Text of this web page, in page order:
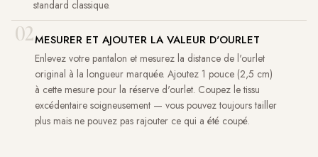
standard classique.
02MESURER ET AJOUTER LA VALEUR D'OURLET
Enlevez votre pantalon et mesurez la distance de l'ourlet
original à la longueur marquée. Ajoutez 1 pouce (2,5 cm)
à cette mesure pour la réserve d'ourlet. Coupez le tissu
excédentaire soigneusement — vous pouvez toujours tailler
plus mais ne pouvez pas rajouter ce qui a été coupé.